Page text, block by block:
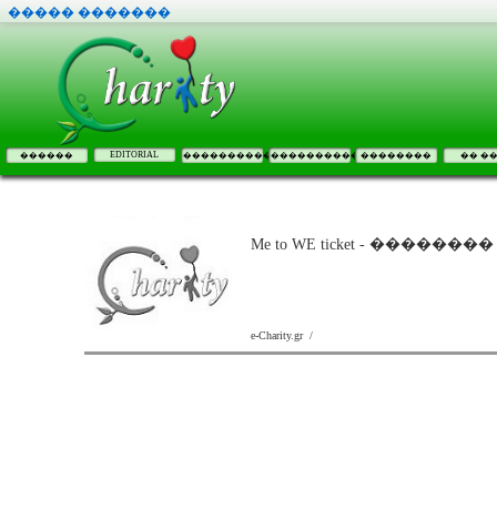
����� �������
������ EDITORIAL �������������������� �������� ��
Me to WE ticket -
e-Charity.gr /